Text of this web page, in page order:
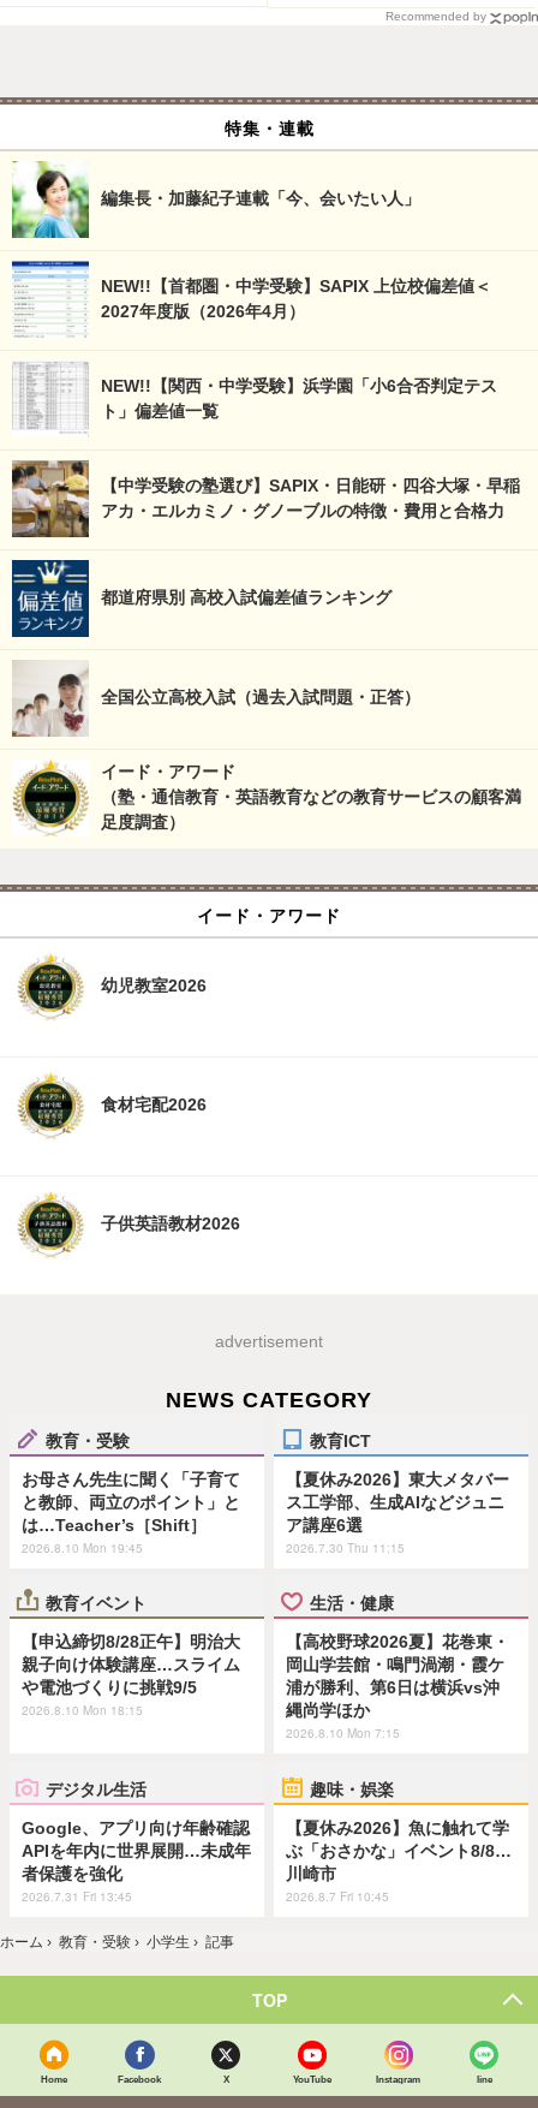
Recommended by
特集・連載
編集長・加藤紀子連載「今、会いたい人」
NEW!!【首都圏・中学受験】SAPIX 上位校偏差値＜
2027年度版（2026年4月）
NEW!!【関西・中学受験】浜学園「小6合否判定テス
ト」偏差値一覧
【中学受験の塾選び】SAPIX・日能研・四谷大塚・早稲
アカ・エルカミノ・グノーブルの特徴・費用と合格力
都道府県別 高校入試偏差値ランキング
全国公立高校入試（過去入試問題・正答）
イード・アワード
（塾・通信教育・英語教育などの教育サービスの顧客満
足度調査）
イード・アワード
幼児教室2026
食材宅配2026
子供英語教材2026
advertisement
NEWS CATEGORY
教育・受験
お母さん先生に聞く「子育て
と教師、両立のポイント」と
は…Teacher’s［Shift］
2026.8.10 Mon 19:45
教育ICT
【夏休み2026】東大メタバー
ス工学部、生成AIなどジュニ
ア講座6選
2026.7.30 Thu 11:15
教育イベント
【申込締切8/28正午】明治大
親子向け体験講座…スライム
や電池づくりに挑戦9/5
2026.8.10 Mon 18:15
生活・健康
【高校野球2026夏】花巻東・
岡山学芸館・鳴門渦潮・霞ケ
浦が勝利、第6日は横浜vs沖
縄尚学ほか
2026.8.10 Mon 7:15
デジタル生活
Google、アプリ向け年齢確認
APIを年内に世界展開…未成年
者保護を強化
2026.7.31 Fri 13:45
趣味・娯楽
【夏休み2026】魚に触れて学
ぶ「おさかな」イベント8/8…
川崎市
2026.8.7 Fri 10:45
ホーム › 教育・受験 › 小学生 › 記事
TOP
Home Facebook X YouTube Instagram line